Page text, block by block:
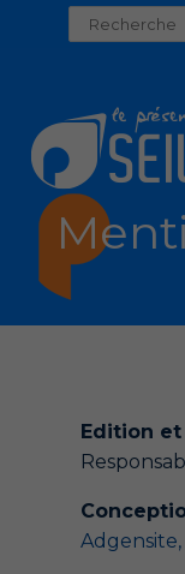
Edition et
Cookies